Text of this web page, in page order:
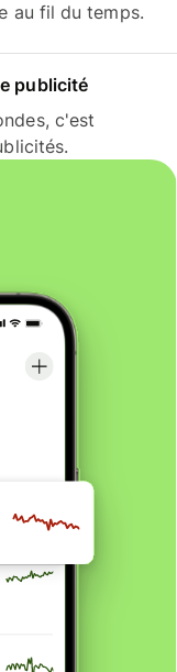
au fil du temps.
publicité
c'est